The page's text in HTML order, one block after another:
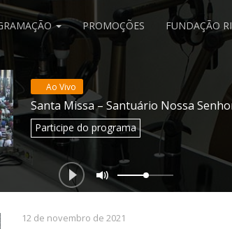
PROMOÇÕES FUNDAÇÃO
Ao Vivo
Santa Missa – Santuário Nossa
Participe do programa
12 de novembro de 2021